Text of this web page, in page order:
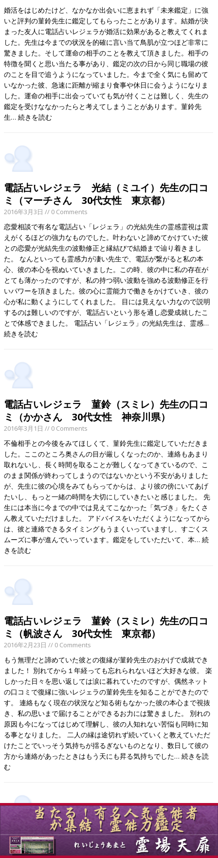
婚活をはじめたけど、なかなか出会いに恵まれず「未来鑑定」に強
いと評判の菫鈴先生に鑑定してもらったことがあります。結婚が決
まった友人に電話占いレジェラが婚活に効果があると教えてくれま
した。先生は今までの状況を的確に言い当て鳥肌が立つほど非常に
驚きました。そして運命の相手のことを教えて頂きました。相手の
特徴を聞くと思い当たる事があり、鑑定の次の日から同じ職場の彼
のことを目で追うようになっていました。今まで全く気にも留めて
いなかった彼、急速に距離が縮まり食事や休日に会うようになりま
した。運命の相手に出会っていても気が付くことは難しく、先生の
鑑定を受けななかったらと考えてしまうことがあります。菫鈴先
生…続きを読む
電話占いレジェラ 光結（ミユイ）先生の口コ
ミ（マーチさん 30代女性 東京都）
2016年3月3日 // 0 Comments
恋愛相談で有名な電話占い「レジェラ」の光結先生の霊感霊視は震
えがくるほどの強力なものでした。叶わないと諦めてかけていた彼
との恋愛が光結先生の波動修正と縁結びで結婚まで辿り着きまし
た。 なんといっても霊感力が凄い先生で、電話が繋がると私の本
心、彼の本心を視ぬいていきました。この時、彼の中に私の存在が
とても薄かったのですが、私の持つ弱い波動を強める波動修正を行
いパワーを頂きました。彼の心に霊能力で働きをかけていき、彼の
心が私に動くようにしてくれました。 目には見えない力なので説明
するのは難しいのですが、電話占いという形を通し恋愛成就したこ
とで体感できました。 電話占い「レジェラ」の光結先生は、霊感…
続きを読む
電話占いレジェラ 菫鈴（スミレ）先生の口コ
ミ（かかさん 30代女性 神奈川県）
2016年3月1日 // 0 Comments
不倫相手との今後をみてほしくて、菫鈴先生に鑑定していただきま
した。ここのところ奥さんの目が厳しくなったのか、連絡もあまり
取れないし、長く時間を取ることが難しくなってきているので、こ
のまま関係が終わってしまうのではないかという不安がありました
が、先生に彼の心境をみてもらってからは、より彼の傍にいてあげ
たいし、もっと一緒の時間を大切にしていきたいと感じました。 先
生には本当に今までの中では見えてこなかった「気づき」をたくさ
ん教えていただけました。 アドバイスをいただくようになってから
は、彼と連絡できるタイミングもうまくいっていますし、すごくス
ムーズに事が進んでいっています。鑑定をしていただいて、本…続
きを読む
電話占いレジェラ 菫鈴（スミレ）先生の口コ
ミ（帆波さん 30代女性 東京都）
2016年2月23日 // 0 Comments
もう無理だと諦めていた彼との復縁が菫鈴先生のおかげで成就でき
ました！ 別れてから１年経っても忘れられないほど大好きな彼。 楽
しかった日々を思い返しては涙に暮れていたのですが、偶然ネット
の口コミで復縁に強いレジェラの菫鈴先生を知ることができたので
す。 連絡もなく現在の状況など知る術もなかった彼の本心まで視抜
き、私の思いまで届けることができるお力には驚きました。 別れの
原因も今になってはじめて理解し、彼の人知れない苦悩も同時に知
る事となりました。 二人の縁は途切れず続いていくと教えていただ
けたことでいっそう気持ちが揺るぎないものとなり、数日して彼の
方から連絡があったときはもう天にも昇る気持ちでした…続きを読
む
電話占いレジェラ ラナ先生の口コミ（ひなた
ぼっこさん 30代女性 長崎県）